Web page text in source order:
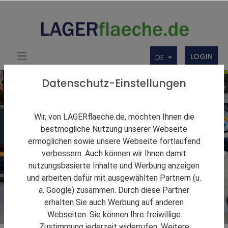
DE LOGIN
Datenschutz-Einstellungen
Wir, von LAGERflaeche.de, möchten Ihnen die
bestmögliche Nutzung unserer Webseite
ermöglichen sowie unsere Webseite fortlaufend
verbessern. Auch können wir Ihnen damit
nutzungsbasierte Inhalte und Werbung anzeigen
und arbeiten dafür mit ausgewählten Partnern (u.
a. Google) zusammen. Durch diese Partner
erhalten Sie auch Werbung auf anderen
Webseiten. Sie können Ihre freiwillige